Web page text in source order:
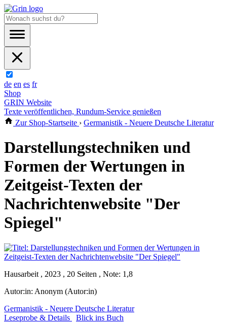
de en es fr
Shop
GRIN Website
Texte veröffentlichen, Rundum-Service genießen
Zur Shop-Startseite › Germanistik - Neuere Deutsche Literatur
Darstellungstechniken und
Formen der Wertungen in
Zeitgeist-Texten der
Nachrichtenwebsite "Der
Spiegel"
Hausarbeit , 2023 , 20 Seiten , Note: 1,8
Autor:in: Anonym (Autor:in)
Germanistik - Neuere Deutsche Literatur
Leseprobe & Details
Blick ins Buch